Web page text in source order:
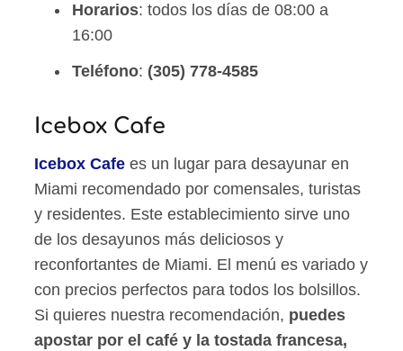
Horarios: todos los días de 08:00 a
16:00
Teléfono: (305) 778-4585
Icebox Cafe
Icebox Cafe es un lugar para desayunar en
Miami recomendado por comensales, turistas
y residentes. Este establecimiento sirve uno
de los desayunos más deliciosos y
reconfortantes de Miami. El menú es variado y
con precios perfectos para todos los bolsillos.
Si quieres nuestra recomendación, puedes
apostar por el café y la tostada francesa,